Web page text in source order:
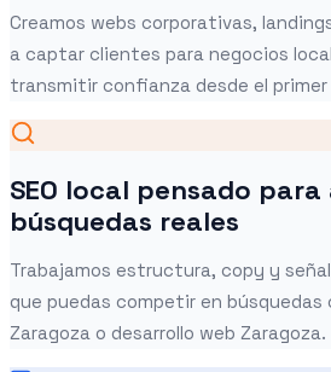
Creamos webs corporativas,
a captar clientes para negocios
transmitir confianza desde el
SEO local pensado
búsquedas reales
Trabajamos estructura, copy y
que puedas competir en búsquedas
Zaragoza o desarrollo web Zaragoza.